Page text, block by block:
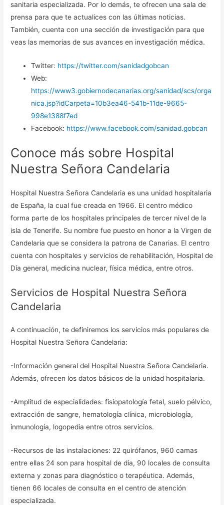
sanitaria especializada. Por lo demás, te ofrecen una sala de
prensa para que te actualices con las últimas noticias.
También, cuenta con una sección de investigación para que
veas las memorias de sus avances en investigación médica.
Twitter: https://twitter.com/sanidadgobcan
Web:
https://www3.gobiernodecanarias.org/sanidad/scs/orga
nica.jsp?idCarpeta=10b3ea46-541b-11de-9665-
998e1388f7ed
Facebook: https://www.facebook.com/sanidad.gobcan
Conoce más sobre Hospital
Nuestra Señora Candelaria
Hospital Nuestra Señora Candelaria es una unidad hospitalaria
de España, la cual fue creada en 1966. El centro médico
forma parte de los hospitales principales de tercer nivel de la
isla de Tenerife. Su nombre fue puesto en honor a la Virgen de
Candelaria que se considera la patrona de Canarias. El centro
cuenta con hospitales y servicios de rehabilitación, Hospital de
Día general, medicina nuclear, física médica, entre otros.
Servicios de Hospital Nuestra Señora
Candelaria
A continuación, te definiremos los servicios más populares de
Hospital Nuestra Señora Candelaria:
-Información general del Hospital Nuestra Señora Candelaria.
Además, ofrecen los datos básicos de la unidad hospitalaria.
-Amplitud de especialidades: fisiopatología fetal, suelo pélvico,
extracción de sangre, hematología clínica, microbiología,
inmunología, logopedia entre otros servicios.
-Recursos de las instalaciones: 22 quirófanos, 960 camas
entre ellas 24 son para hospital de día, 90 locales de consulta
externa y zonas para diagnóstico o terapéutica. Además,
tienen 66 locales de consulta en el centro de atención
especializada.